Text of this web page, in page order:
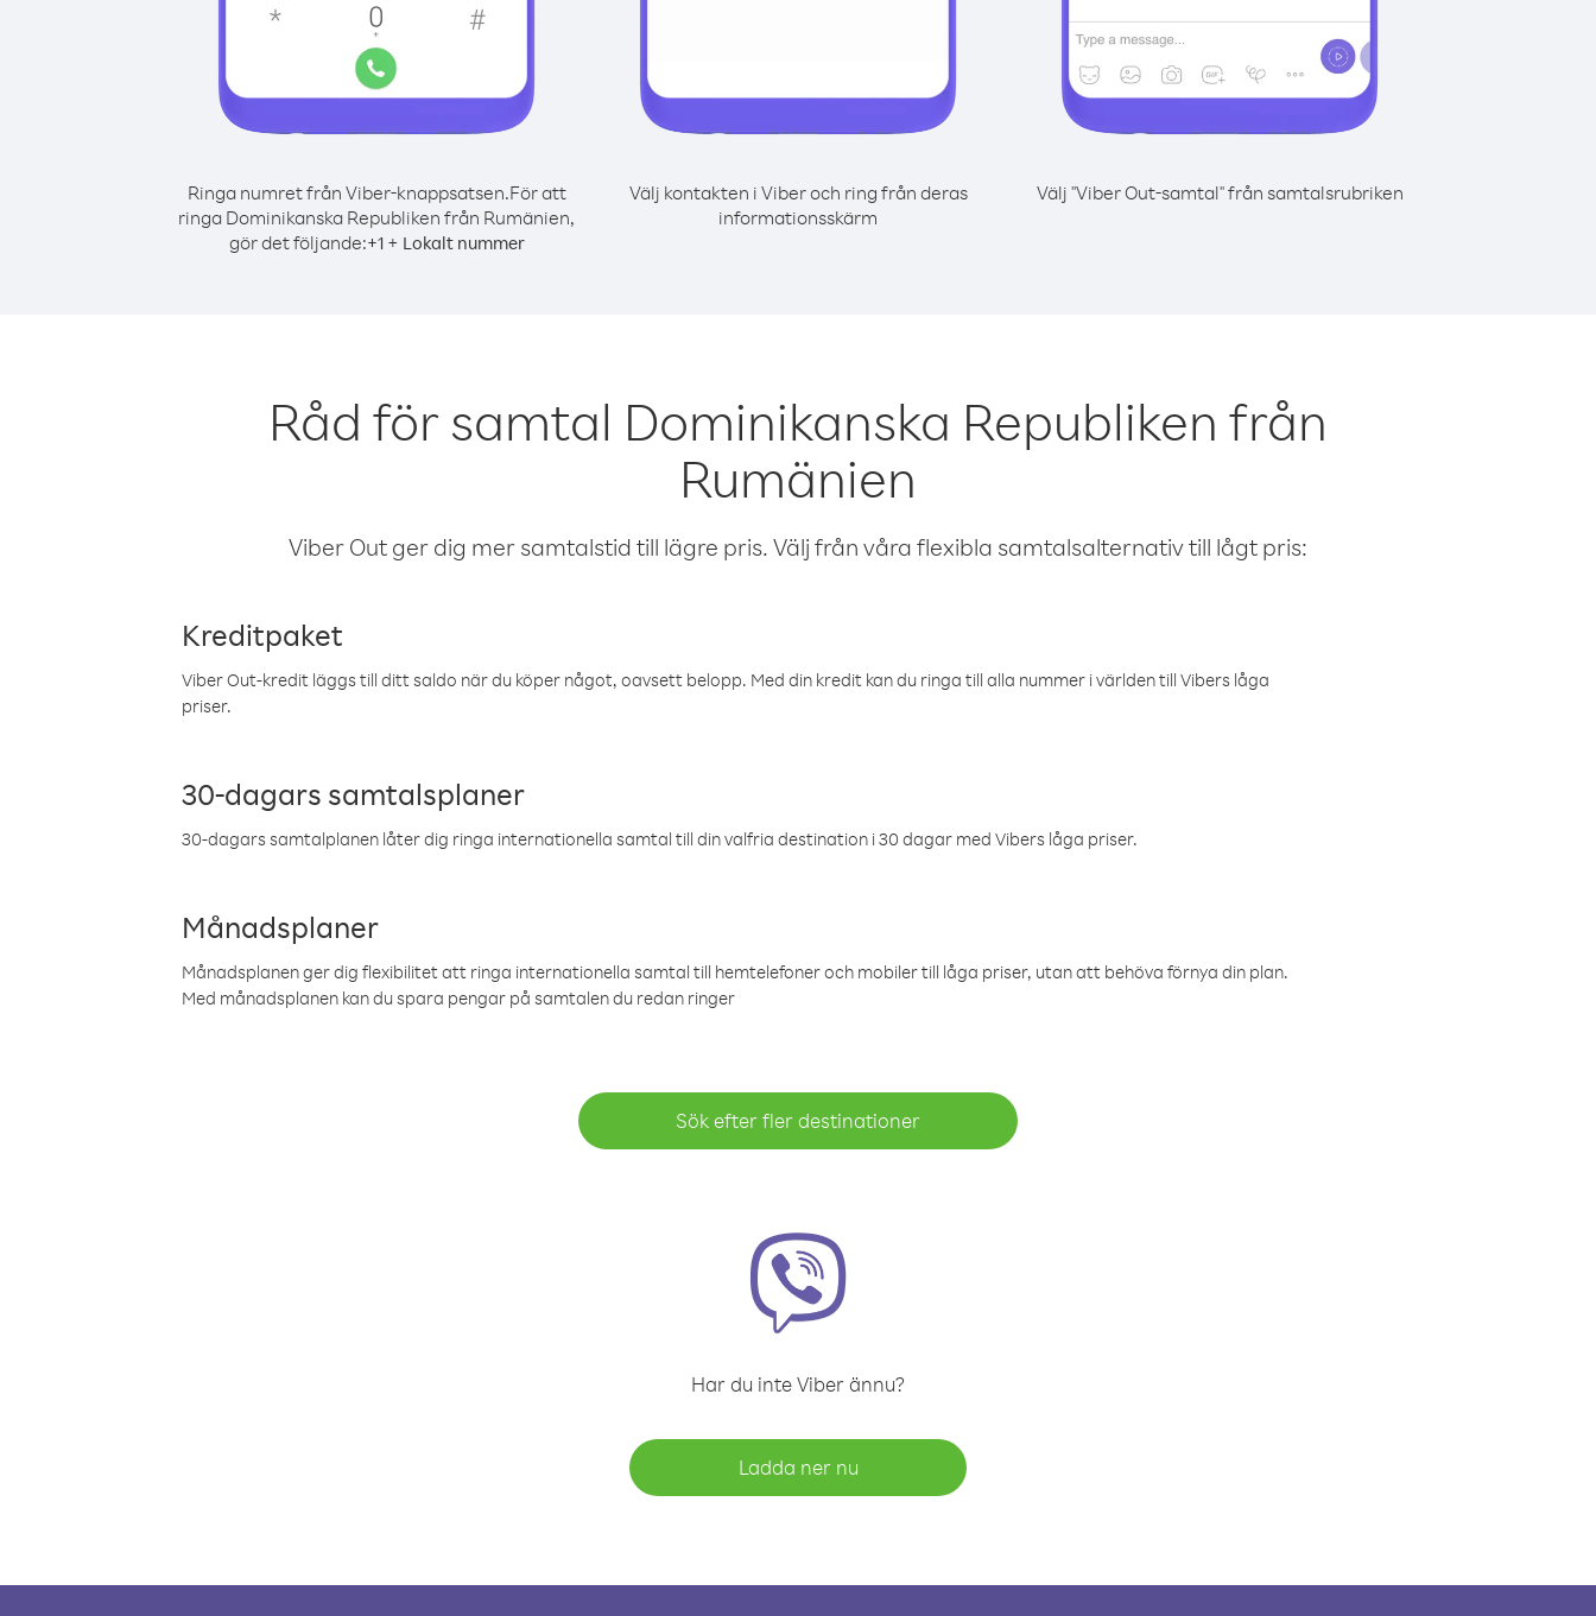
Ringa numret från Viber-knappsatsen.För att
ringa Dominikanska Republiken från Rumänien,
gör det följande:+1+ Lokalt nummer
Välj kontakten i Viber och ring från deras
informationsskärm
Välj "Viber Out-samtal" från samtalsrubriken
Råd för samtal Dominikanska Republiken från
Rumänien
Viber Out ger dig mer samtalstid till lägre pris. Välj från våra flexibla samtalsalternativ till lågt pris:
Kreditpaket
Viber Out-kredit läggs till ditt saldo när du köper något, oavsett belopp. Med din kredit kan du ringa till alla nummer i världen till Vibers låga
priser.
30-dagars samtalsplaner
30-dagars samtalplanen låter dig ringa internationella samtal till din valfria destination i 30 dagar med Vibers låga priser.
Månadsplaner
Månadsplanen ger dig flexibilitet att ringa internationella samtal till hemtelefoner och mobiler till låga priser, utan att behöva förnya din plan.
Med månadsplanen kan du spara pengar på samtalen du redan ringer
Sök efter fler destinationer
Har du inte Viber ännu?
Ladda ner nu